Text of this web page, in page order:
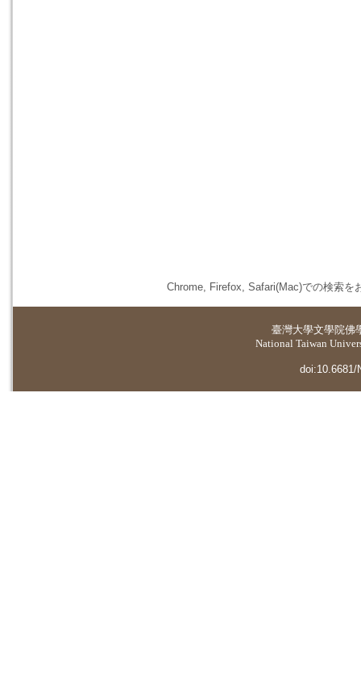
Chrome, Firefox, Safari(Mac)での検索を
臺灣大學文學院佛
National Taiwan
doi:10.6681/